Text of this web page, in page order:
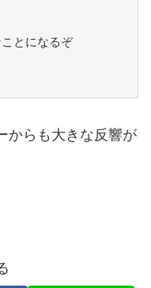
とになるぞ
からも大きな反響が